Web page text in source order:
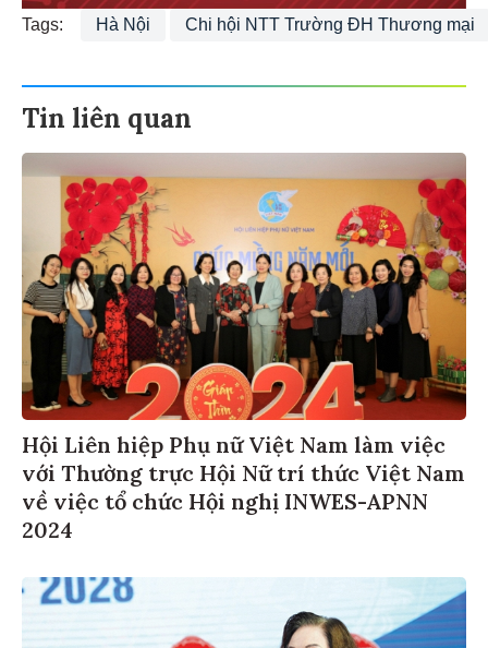
Tags: Hà Nội Chi hội NTT Trường ĐH Thương mại
Tin liên quan
Hội Liên hiệp Phụ nữ Việt Nam làm việc
với Thường trực Hội Nữ trí thức Việt Nam
về việc tổ chức Hội nghị INWES-APNN
2024